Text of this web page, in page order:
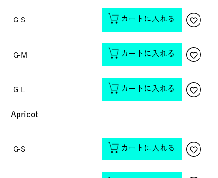
G-S カートに入れる
G-M カートに入れる
G-L カートに入れる
Apricot
G-S カートに入れる